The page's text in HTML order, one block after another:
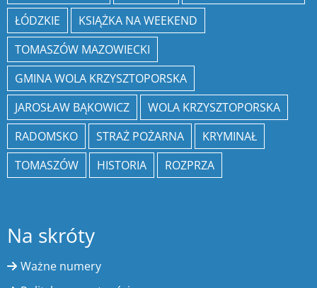
ŁÓDZKIE
KSIĄŻKA NA WEEKEND
TOMASZÓW MAZOWIECKI
GMINA WOLA KRZYSZTOPORSKA
JAROSŁAW BĄKOWICZ
WOLA KRZYSZTOPORSKA
RADOMSKO
STRAŻ POŻARNA
KRYMINAŁ
TOMASZÓW
HISTORIA ROZPRZA
Na skróty
Ważne numery